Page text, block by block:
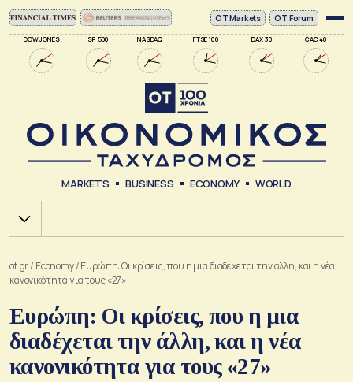
DOW JONES SP 500 NASDAQ FTSE 100 DAX 30 CAC 40
ΟΤ Markets OT Forum
MARKETS BUSINESS ECONOMY WORLD
Χ.Α.
ot.gr/ Economy/Ευρώπη: Οι κρίσεις, που η μια διαδέχεται την άλλη, και η νέα
κανονικότητα για τους «27»
Ευρώπη: Οι κρίσεις, που η μια
διαδέχεται την άλλη, και η νέα
κανονικότητα για τους «27»